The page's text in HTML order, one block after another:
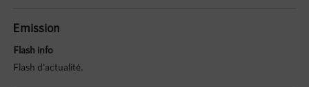
Emission
Flash info
Flash d'actualité.